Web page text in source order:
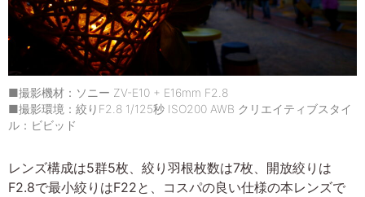
■撮影機材：ソニー ZV-E10 + E16mm F2.8
■撮影環境：絞りF2.8 1/125秒 ISO200 AWB クリエイティブスタイ
ル：ビビッド
レンズ構成は5群5枚、絞り羽根枚数は7枚、開放絞りは
F2.8で最小絞りはF22と、コスパの良い仕様の本レンズで